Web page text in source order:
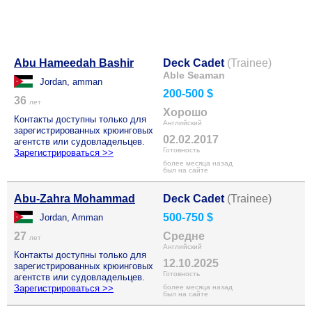
Abu Hameedah Bashir
Jordan, amman
36 лет
Контакты доступны только для
зарегистрированных крюинговых
агентств или судовладельцев.
Зарегистрироваться >>
Deck Cadet (Trainee)
Able Seaman
200-500 $
Хорошо
Английский
02.02.2017
Готовность
более месяца назад
был на сайте
Abu-Zahra Mohammad
Jordan, Amman
27 лет
Контакты доступны только для
зарегистрированных крюинговых
агентств или судовладельцев.
Зарегистрироваться >>
Deck Cadet (Trainee)
500-750 $
Средне
Английский
12.10.2025
Готовность
более месяца назад
был на сайте